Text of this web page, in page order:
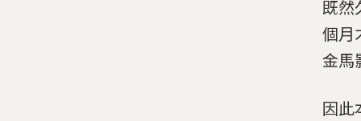
既然
個月
金馬
因此